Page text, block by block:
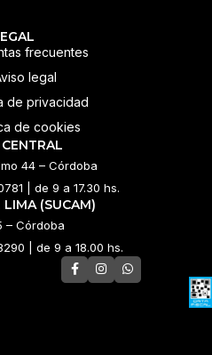
frecuentes
legal
de privacidad
de cookies
44 – Córdoba
| de 9 a 17.30 hs.
LIMA (SUCAM)
– Córdoba
| de 9 a 18.00 hs.